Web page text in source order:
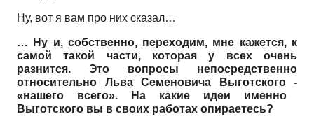
Ну, вот я вам про них сказал…
… Ну и, собственно, переходим, мне кажется, к
самой такой части, которая у всех очень
разнится. Это вопросы непосредственно
относительно Льва Семеновича Выготского -
«нашего всего». На какие идеи именно
Выготского вы в своих работах опираетесь?